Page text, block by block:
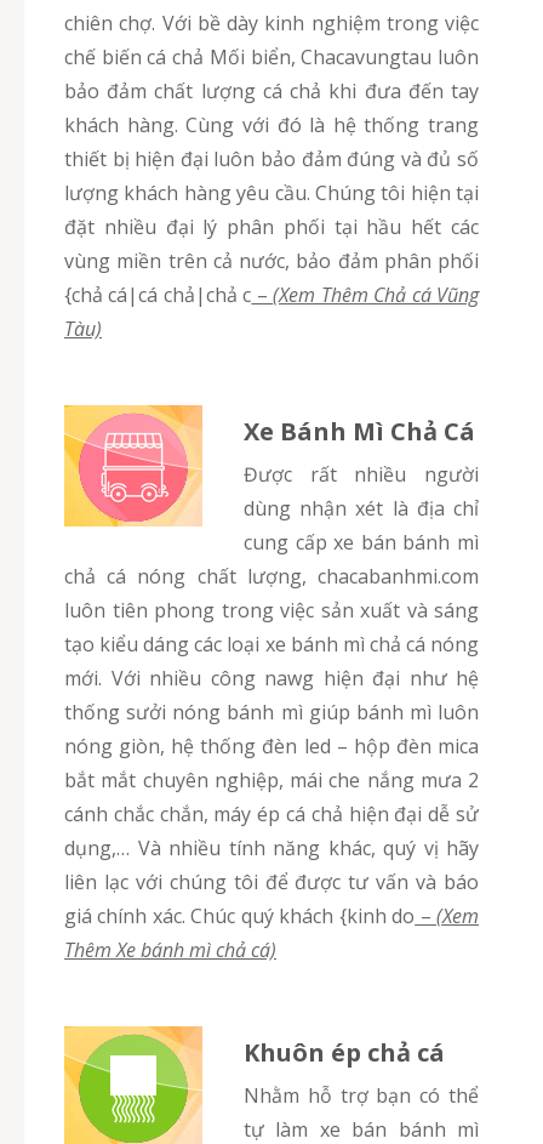
chiên chợ. Với bề dày kinh nghiệm trong việc
chế biến cá chả Mối biển, Chacavungtau luôn
bảo đảm chất lượng cá chả khi đưa đến tay
khách hàng. Cùng với đó là hệ thống trang
thiết bị hiện đại luôn bảo đảm đúng và đủ số
lượng khách hàng yêu cầu. Chúng tôi hiện tại
đặt nhiều đại lý phân phối tại hầu hết các
vùng miền trên cả nước, bảo đảm phân phối
{chả cá|cá chả|chả c –(Xem Thêm Chả cá Vũng
Tàu)
Xe Bánh Mì Chả Cá
Được rất nhiều người
dùng nhận xét là địa chỉ
cung cấp xe bán bánh mì
chả cá nóng chất lượng, chacabanhmi.com
luôn tiên phong trong việc sản xuất và sáng
tạo kiểu dáng các loại xe bánh mì chả cá nóng
mới. Với nhiều công nawg hiện đại như hệ
thống sưởi nóng bánh mì giúp bánh mì luôn
nóng giòn, hệ thống đèn led – hộp đèn mica
bắt mắt chuyên nghiệp, mái che nắng mưa 2
cánh chắc chắn, máy ép cá chả hiện đại dễ sử
dụng,… Và nhiều tính năng khác, quý vị hãy
liên lạc với chúng tôi để được tư vấn và báo
giá chính xác. Chúc quý khách {kinh do –(Xem
Thêm Xe bánh mì chả cá)
Khuôn ép chả cá
Nhằm hỗ trợ bạn có thể
tự làm xe bán bánh mì